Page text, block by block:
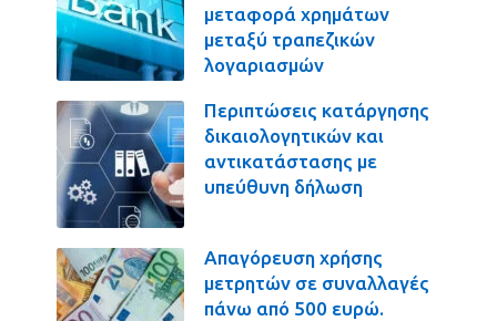
μεταφορά χρημάτων
μεταξύ τραπεζικών
λογαριασμών
Περιπτώσεις κατάργησης
δικαιολογητικών και
αντικατάστασης με
υπεύθυνη δήλωση
Απαγόρευση χρήσης
μετρητών σε συναλλαγές
πάνω από 500 ευρώ.